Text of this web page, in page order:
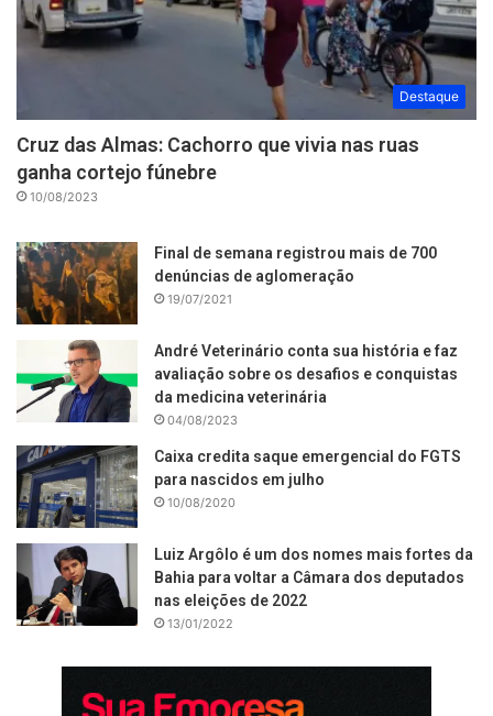
Destaque
Cruz das Almas: Cachorro que vivia nas ruas
ganha cortejo fúnebre
10/08/2023
Final de semana registrou mais de 700
denúncias de aglomeração
19/07/2021
André Veterinário conta sua história e faz
avaliação sobre os desafios e conquistas
da medicina veterinária
04/08/2023
Caixa credita saque emergencial do FGTS
para nascidos em julho
10/08/2020
Luiz Argôlo é um dos nomes mais fortes da
Bahia para voltar a Câmara dos deputados
nas eleições de 2022
13/01/2022